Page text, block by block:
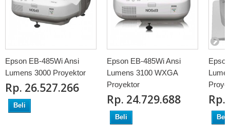
Epson EB-485Wi Ansi
Lumens 3000 Proyektor
Rp‎. 26.527.266
Beli
Epson EB-485Wi Ansi
Lumens 3100 WXGA
Proyektor
Rp‎. 24.729.688
Beli
Rp‎.
Beli